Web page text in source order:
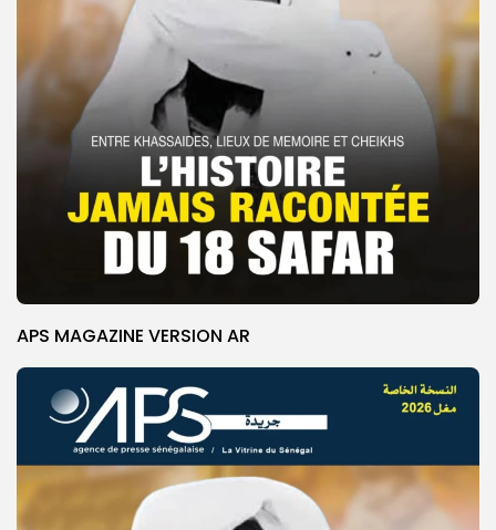
APS MAGAZINE VERSION AR